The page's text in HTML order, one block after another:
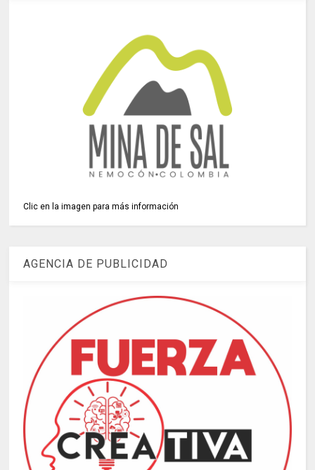
Clic en la imagen para más información
AGENCIA DE PUBLICIDAD